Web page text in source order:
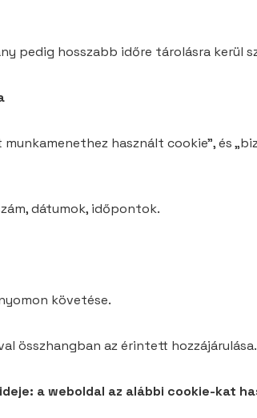
pedig hosszabb időre tárolásra kerül
használt cookie”, és
dátumok, időpontok.
követése.
összhangban az érintett hozzájárulása.
a weboldal az alábbi cookie-kat